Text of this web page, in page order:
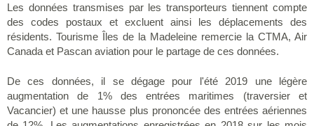
Les données transmises par les transporteurs tiennent compte
des codes postaux et excluent ainsi les déplacements des
résidents. Tourisme Îles de la Madeleine remercie la CTMA, Air
Canada et Pascan aviation pour le partage de ces données.
De ces données, il se dégage pour l'été 2019 une légère
augmentation de 1% des entrées maritimes (traversier et
Vacancier) et une hausse plus prononcée des entrées aériennes